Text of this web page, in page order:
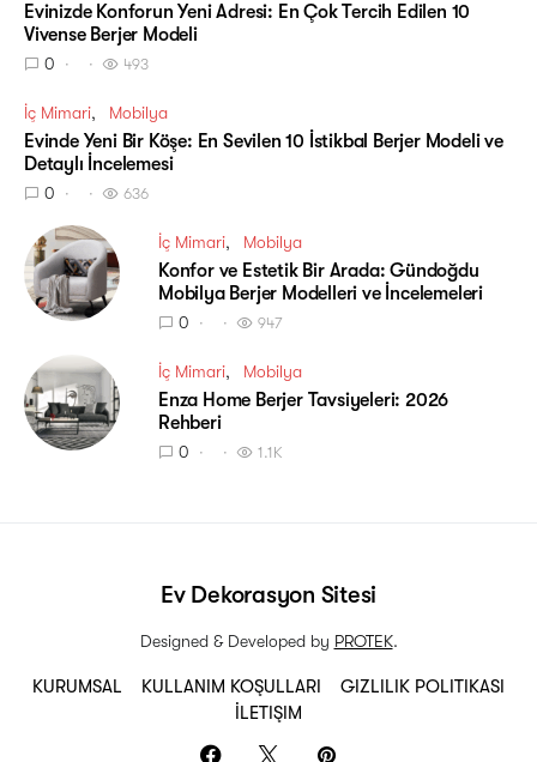
Evinizde Konforun Yeni Adresi: En Çok Tercih Edilen 10
Vivense Berjer Modeli
0 493
İç Mimari Mobilya
Evinde Yeni Bir Köşe: En Sevilen 10 İstikbal Berjer Modeli ve
Detaylı İncelemesi
0 636
İç Mimari Mobilya
Konfor ve Estetik Bir Arada: Gündoğdu
Mobilya Berjer Modelleri ve İncelemeleri
0 947
İç Mimari Mobilya
Enza Home Berjer Tavsiyeleri: 2026
Rehberi
0 1.1K
KURUMSAL KULLANIM KOŞULLARI
GIZLILIK POLITIKASI
İLETIŞIM
Ev Dekorasyon Sitesi
Designed & Developed by PROTEK.